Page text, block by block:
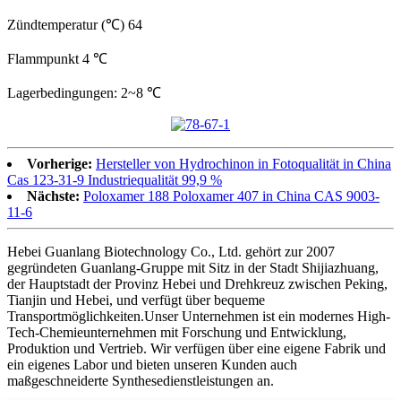
Zündtemperatur (℃) 64
Flammpunkt 4 ℃
Lagerbedingungen: 2~8 ℃
Vorherige: Hersteller von Hydrochinon in Fotoqualität in China
Cas 123-31-9 Industriequalität 99,9 %
Nächste: Poloxamer 188 Poloxamer 407 in China CAS 9003-
11-6
Hebei Guanlang Biotechnology Co., Ltd. gehört zur 2007
gegründeten Guanlang-Gruppe mit Sitz in der Stadt Shijiazhuang,
der Hauptstadt der Provinz Hebei und Drehkreuz zwischen Peking,
Tianjin und Hebei, und verfügt über bequeme
Transportmöglichkeiten.Unser Unternehmen ist ein modernes High-
Tech-Chemieunternehmen mit Forschung und Entwicklung,
Produktion und Vertrieb. Wir verfügen über eine eigene Fabrik und
ein eigenes Labor und bieten unseren Kunden auch
maßgeschneiderte Synthesedienstleistungen an.